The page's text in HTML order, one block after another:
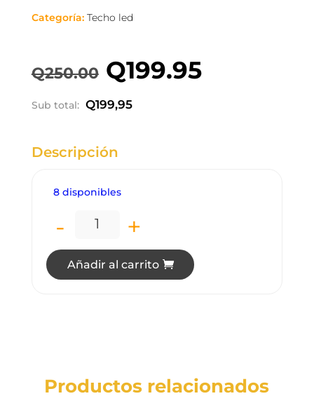
Categoría: Techo led
Q250.00 El
precio
Q199.95
Sub total: Q199,95
Descripción
8 disponibles
LT1620 LÁMPARA DE TECHO LED 15
- +
Añadir al carrito
Productos relacionados